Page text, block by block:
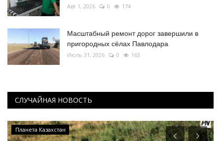
Авг 1, 2026 0 174
Масштабный ремонт дорог завершили в
пригородных сёлах Павлодара
Июль 31, 2026 0 163
СЛУЧАЙНАЯ НОВОСТЬ
Планета Казахстан